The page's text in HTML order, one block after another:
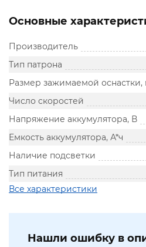
Основные
Производитель
Тип патрона
Размер зажимаемой оснастки,
Число скоростей
Напряжение аккумулятора, В
Емкость аккумулятора, А*ч
Наличие подсветки
Тип питания
Все характеристики
Нашли ошибку в